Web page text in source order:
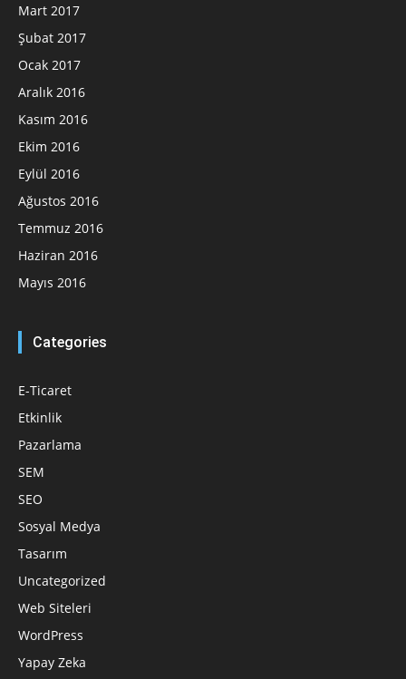
Mart 2017
Şubat 2017
Ocak 2017
Aralık 2016
Kasım 2016
Ekim 2016
Eylül 2016
Ağustos 2016
Temmuz 2016
Haziran 2016
Mayıs 2016
Categories
E-Ticaret
Etkinlik
Pazarlama
SEM
SEO
Sosyal Medya
Tasarım
Uncategorized
Web Siteleri
WordPress
Yapay Zeka